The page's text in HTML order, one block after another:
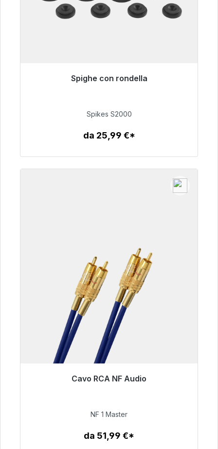
Spighe con rondella
Pronto per la spedizione immediata, tempo di
51,49 €
Spikes S2000
da 25,99 €*
Cavo RCA NF Audio
Pronto per la spedizione immediata, tempo di
99,00 €
NF 1 Master
da 51,99 €*